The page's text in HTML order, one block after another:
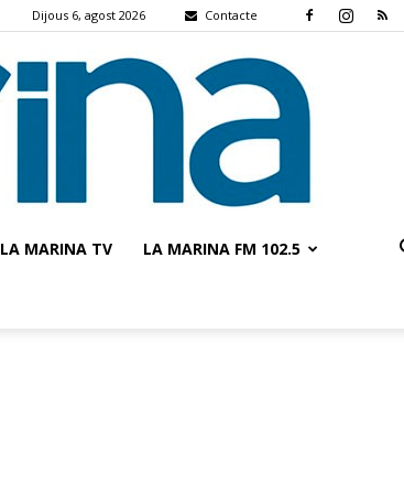
Dijous 6, agost 2026 Contacte
LA MARINA TV LA MARINA FM 102.5